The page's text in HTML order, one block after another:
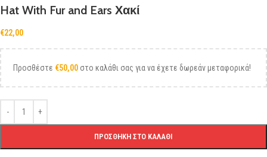
Hat With Fur and Ears Χακί
€22,00
Προσθέστε €50,00 στο καλάθι σας για να έχετε δωρεάν μεταφορικά!
ΠΡΟΣΘΉΚΗ ΣΤΟ ΚΑΛΆΘΙ